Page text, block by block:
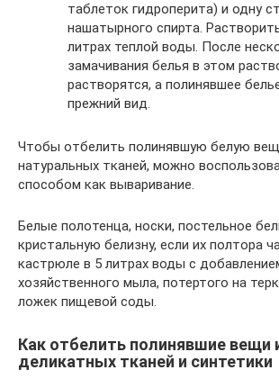
таблеток гидроперита) и одну
нашатырного спирта.
литрах теплой воды. После
замачивания белья в этом
растворятся, а полинявшее
прежний вид.
Чтобы отбелить полинявшую белую
натуральных тканей, можно
способом как вываривание.
Белые полотенца, носки, постельное
кристальную белизну, если их полтора
кастрюле в 5 литрах воды с
хозяйственного мыла, потертого на
ложек пищевой соды.
Как отбелить полинявшие вещи
деликатных тканей и синтетики